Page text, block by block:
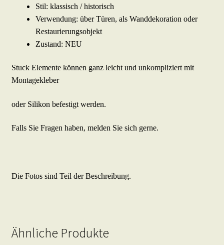
Stil: klassisch / historisch
Verwendung: über Türen, als Wanddekoration oder
Restaurierungsobjekt
Zustand: NEU
Stuck Elemente können ganz leicht und unkompliziert mit
Montagekleber
oder Silikon befestigt werden.
Falls Sie Fragen haben, melden Sie sich gerne.
Die Fotos sind Teil der Beschreibung.
Ähnliche Produkte